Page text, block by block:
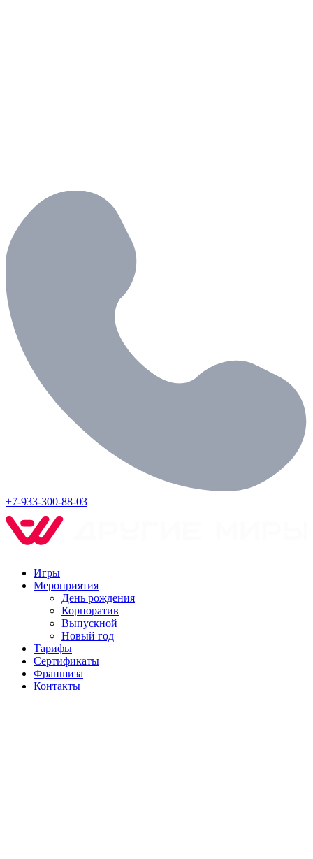
+7-933-300-88-03
Игры
Мероприятия
День рождения
Корпоратив
Выпускной
Новый год
Тарифы
Сертификаты
Франшиза
Контакты